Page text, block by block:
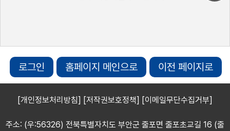
로그인 홈페이지 메인으로 이전 페이지로
[개인정보처리방침] [저작권보호정책] [이메일무단수집거부]
주소: (우:56326) 전북특별자치도 부안군 줄포면 줄포초교길 16 (줄